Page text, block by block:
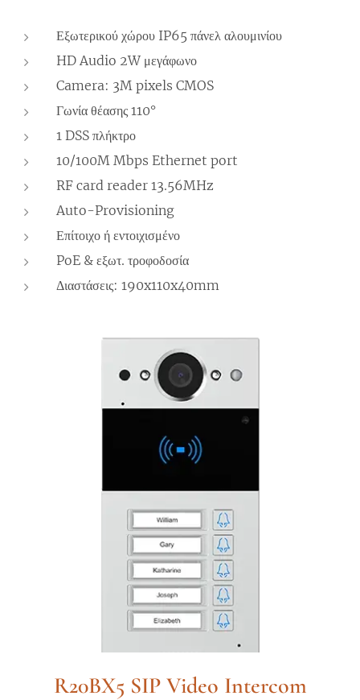
Εξωτερικού χώρου IP65 πάνελ αλουμινίου
HD Audio 2W μεγάφωνο
Camera: 3M pixels CMOS
Γωνία θέασης 110°
1 DSS πλήκτρο
10/100M Mbps Ethernet port
RF card reader 13.56MHz
Auto-Provisioning
Επίτοιχο ή εντοιχισμένο
PoE & εξωτ. τροφοδοσία
Διαστάσεις: 190x110x40mm
R20BX5 SIP Video Intercom